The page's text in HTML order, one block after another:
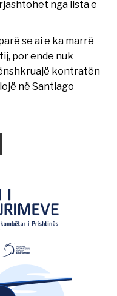
nga lista e
se ai e ka marrë
por ende nuk
kontratën
në Santiago